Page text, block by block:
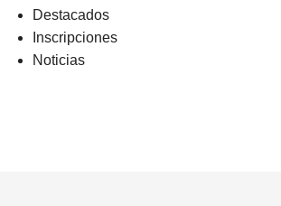
Destacados
Inscripciones
Noticias